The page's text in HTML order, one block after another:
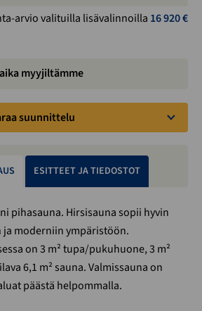
arvio valituilla lisävalinnoilla 16 920€
myyjiltämme
suunnittelu
ESITTEET JA TIEDOSTOT
pihasauna. Hirsisauna sopii hyvin
moderniin ympäristöön.
on 3 m² tupa/pukuhuone, 3 m²
6,1 m² sauna. Valmissauna on
päästä helpommalla.